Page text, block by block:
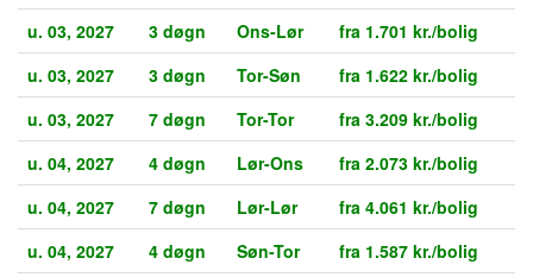
u. 03, 2027
3 døgn Ons-Lør
fra 1.701 kr./bolig
u. 03, 2027
3 døgn Tor-Søn
fra 1.622 kr./bolig
u. 03, 2027
7 døgn Tor-Tor
fra 3.209 kr./bolig
u. 04, 2027
4 døgn Lør-Ons
fra 2.073 kr./bolig
u. 04, 2027
7 døgn Lør-Lør
fra 4.061 kr./bolig
u. 04, 2027
4 døgn Søn-Tor
fra 1.587 kr./bolig